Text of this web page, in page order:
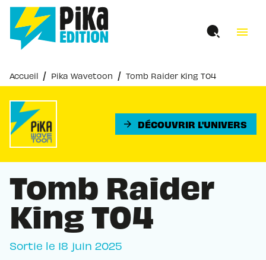
MENU RECHERCHE
PIED DE PAGE
menu
Accueil / Pika Wavetoon / Tomb Raider King T04
arrow_forward DÉCOUVRIR L'UNIVERS
Tomb Raider
King T04
Sortie le 18 juin 2025